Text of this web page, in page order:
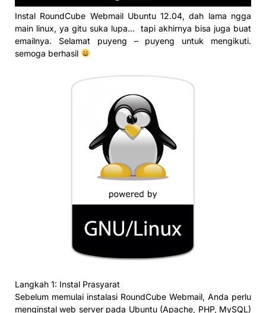
Instal RoundCube Webmail Ubuntu 12.04, dah lama ngga
main linux, ya gitu suka lupa… tapi akhirnya bisa juga buat
emailnya. Selamat puyeng – puyeng untuk mengikuti.
semoga berhasil
Langkah 1: Instal Prasyarat
Sebelum memulai instalasi RoundCube Webmail, Anda perlu
menginstal web server pada Ubuntu (Apache, PHP, MySQL)